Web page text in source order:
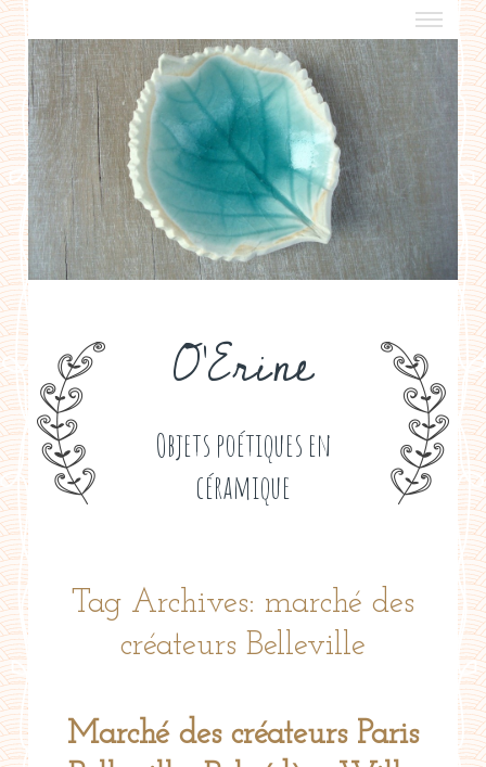
O'Erine
Objets poétiques en
céramique
a propos
boutiques de créateurs
contact
politique de confidentialité
Tag Archives: marché des
créateurs Belleville
Marché des créateurs Paris